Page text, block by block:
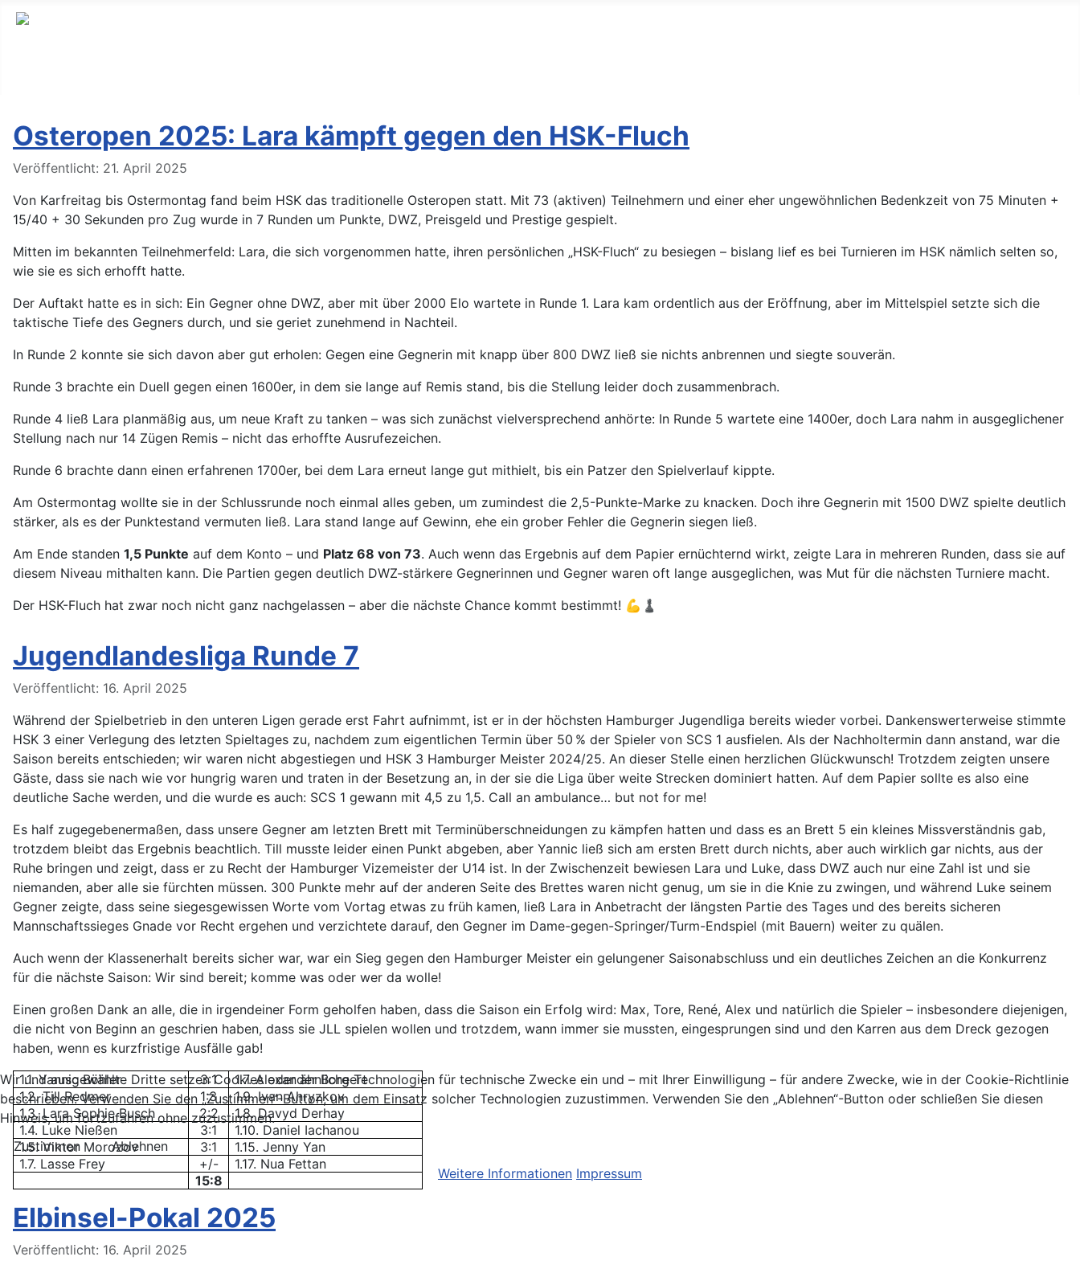
Osteropen 2025: Lara kämpft gegen den HSK-Fluch
Details
Veröffentlicht: 21. April 2025
Von Karfreitag bis Ostermontag fand beim HSK das traditionelle Osteropen statt. Mit 73 (aktiven) Teilnehmern und einer eher ungewöhnlichen Bedenkzeit von 75 Minuten +
15/40 + 30 Sekunden pro Zug wurde in 7 Runden um Punkte, DWZ, Preisgeld und Prestige gespielt.
Mitten im bekannten Teilnehmerfeld: Lara, die sich vorgenommen hatte, ihren persönlichen „HSK-Fluch“ zu besiegen – bislang lief es bei Turnieren im HSK nämlich selten so,
wie sie es sich erhofft hatte.
Der Auftakt hatte es in sich: Ein Gegner ohne DWZ, aber mit über 2000 Elo wartete in Runde 1. Lara kam ordentlich aus der Eröffnung, aber im Mittelspiel setzte sich die
taktische Tiefe des Gegners durch, und sie geriet zunehmend in Nachteil.
In Runde 2 konnte sie sich davon aber gut erholen: Gegen eine Gegnerin mit knapp über 800 DWZ ließ sie nichts anbrennen und siegte souverän.
Runde 3 brachte ein Duell gegen einen 1600er, in dem sie lange auf Remis stand, bis die Stellung leider doch zusammenbrach.
Runde 4 ließ Lara planmäßig aus, um neue Kraft zu tanken – was sich zunächst vielversprechend anhörte: In Runde 5 wartete eine 1400er, doch Lara nahm in ausgeglichener
Stellung nach nur 14 Zügen Remis – nicht das erhoffte Ausrufezeichen.
Runde 6 brachte dann einen erfahrenen 1700er, bei dem Lara erneut lange gut mithielt, bis ein Patzer den Spielverlauf kippte.
Am Ostermontag wollte sie in der Schlussrunde noch einmal alles geben, um zumindest die 2,5-Punkte-Marke zu knacken. Doch ihre Gegnerin mit 1500 DWZ spielte deutlich
stärker, als es der Punktestand vermuten ließ. Lara stand lange auf Gewinn, ehe ein grober Fehler die Gegnerin siegen ließ.
Am Ende standen 1,5 Punkte auf dem Konto – und Platz 68 von 73. Auch wenn das Ergebnis auf dem Papier ernüchternd wirkt, zeigte Lara in mehreren Runden, dass sie auf
diesem Niveau mithalten kann. Die Partien gegen deutlich DWZ-stärkere Gegnerinnen und Gegner waren oft lange ausgeglichen, was Mut für die nächsten Turniere macht.
Der HSK-Fluch hat zwar noch nicht ganz nachgelassen – aber die nächste Chance kommt bestimmt! 💪♟️
Jugendlandesliga Runde 7
Details
Veröffentlicht: 16. April 2025
Während der Spielbetrieb in den unteren Ligen gerade erst Fahrt aufnimmt, ist er in der höchsten Hamburger Jugendliga bereits wieder vorbei. Dankenswerterweise stimmte
HSK 3 einer Verlegung des letzten Spieltages zu, nachdem zum eigentlichen Termin über 50 % der Spieler von SCS 1 ausfielen. Als der Nachholtermin dann anstand, war die
Saison bereits entschieden; wir waren nicht abgestiegen und HSK 3 Hamburger Meister 2024/25. An dieser Stelle einen herzlichen Glückwunsch! Trotzdem zeigten unsere
Gäste, dass sie nach wie vor hungrig waren und traten in der Besetzung an, in der sie die Liga über weite Strecken dominiert hatten. Auf dem Papier sollte es also eine
deutliche Sache werden, und die wurde es auch: SCS 1 gewann mit 4,5 zu 1,5. Call an ambulance… but not for me!
Es half zugegebenermaßen, dass unsere Gegner am letzten Brett mit Terminüberschneidungen zu kämpfen hatten und dass es an Brett 5 ein kleines Missverständnis gab,
trotzdem bleibt das Ergebnis beachtlich. Till musste leider einen Punkt abgeben, aber Yannic ließ sich am ersten Brett durch nichts, aber auch wirklich gar nichts, aus der
Ruhe bringen und zeigt, dass er zu Recht der Hamburger Vizemeister der U14 ist. In der Zwischenzeit bewiesen Lara und Luke, dass DWZ auch nur eine Zahl ist und sie
niemanden, aber alle sie fürchten müssen. 300 Punkte mehr auf der anderen Seite des Brettes waren nicht genug, um sie in die Knie zu zwingen, und während Luke seinem
Gegner zeigte, dass seine siegesgewissen Worte vom Vortag etwas zu früh kamen, ließ Lara in Anbetracht der längsten Partie des Tages und des bereits sicheren
Mannschaftssieges Gnade vor Recht ergehen und verzichtete darauf, den Gegner im Dame-gegen-Springer/Turm-Endspiel (mit Bauern) weiter zu quälen.
Auch wenn der Klassenerhalt bereits sicher war, war ein Sieg gegen den Hamburger Meister ein gelungener Saisonabschluss und ein deutliches Zeichen an die Konkurrenz
für die nächste Saison: Wir sind bereit; komme was oder wer da wolle!
Einen großen Dank an alle, die in irgendeiner Form geholfen haben, dass die Saison ein Erfolg wird: Max, Tore, René, Alex und natürlich die Spieler – insbesondere diejenigen,
die nicht von Beginn an geschrien haben, dass sie JLL spielen wollen und trotzdem, wann immer sie mussten, eingesprungen sind und den Karren aus dem Dreck gezogen
haben, wenn es kurzfristige Ausfälle gab!
1.1. Yannic Böhler
3:1
1.7. Alexander Borgert
1.2. Till Redmer
1:3
1.9. Ivan Ahryzkov
1.3. Lara Sophie Busch
2:2
1.8. Davyd Derhay
1.4. Luke Nießen
3:1
1.10. Daniel Iachanou
1.5. Viktor Morozov
3:1
1.15. Jenny Yan
1.7. Lasse Frey
+/-
1.17. Nua Fettan
15:8
Elbinsel-Pokal 2025
Details
Veröffentlicht: 16. April 2025
Wir und ausgewählte Dritte setzen Cookies oder ähnliche Technologien für technische Zwecke ein und – mit Ihrer Einwilligung – für andere Zwecke, wie in der Cookie-Richtlinie
beschrieben. Verwenden Sie den „Zustimmen“-Button, um dem Einsatz solcher Technologien zuzustimmen. Verwenden Sie den „Ablehnen“-Button oder schließen Sie diesen
Hinweis, um fortzufahren ohne zuzustimmen.
Zustimmen
Ablehnen
Weitere Informationen Impressum